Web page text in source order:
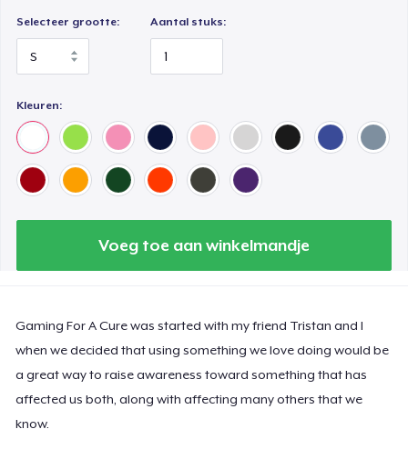
Selecteer grootte: Aantal stuks:
Kleuren:
Voeg toe aan winkelmandje
Gaming For A Cure was started with my friend Tristan and I
when we decided that using something we love doing would be
a great way to raise awareness toward something that has
affected us both, along with affecting many others that we
know.
US$ 25,99